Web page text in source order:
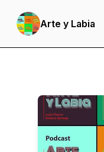
Arte y Labia